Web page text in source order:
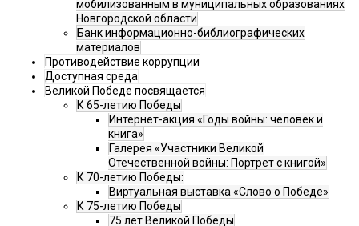
мобилизованным в муниципальных образованиях
Новгородской области
Банк информационно-библиографических
материалов
Противодействие коррупции
Доступная среда
Великой Победе посвящается
К 65-летию Победы
Интернет-акция «Годы войны: человек и
книга»
Галерея «Участники Великой
Отечественной войны: Портрет с книгой»
К 70-летию Победы:
Виртуальная выставка «Слово о Победе»
К 75-летию Победы
75 лет Великой Победы